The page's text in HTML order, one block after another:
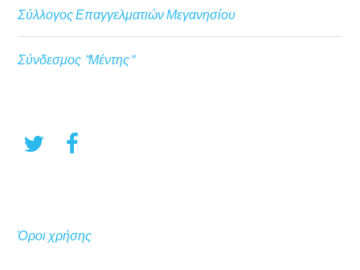
Σύλλογος Επαγγελματιών Μεγανησίου
Σύνδεσμος "Μέντης"
Όροι χρήσης